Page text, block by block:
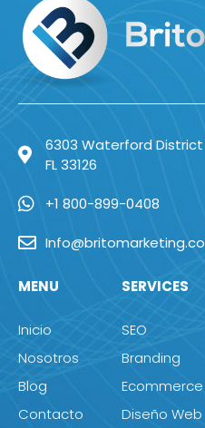
6303 Waterford District
FL 33126
+1 800-899-0408
MENU
Inicio
Nosotros
Blog
Contacto
SERVICES
SEO
Branding
Ecommerce
Diseño Web